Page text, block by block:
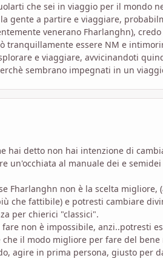
che sei in viaggio per il mondo
gente a partire e viaggiare,
venerano Fharlanghn),
essere NM e
e viaggiare, avvicinandoti
sembrano impegnati in un
hai detto non hai intenzione di
un'occhiata al manuale dei e
Fharlanghn non è la scelta migliore,
che fattibile) e potresti cambiare
per chierici "classici".
non è impossibile, anzi..potresti
il modo migliore per fare del
agire in prima persona, giusto per